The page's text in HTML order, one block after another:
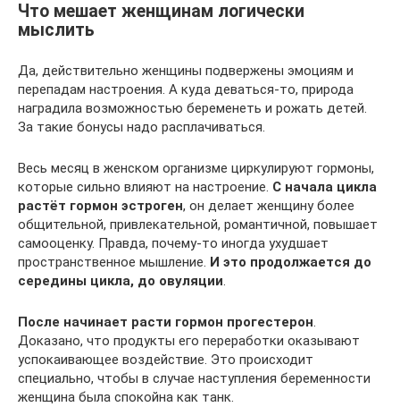
Что мешает женщинам логически
мыслить
Да, действительно женщины подвержены эмоциям и
перепадам настроения. А куда деваться-то, природа
наградила возможностью беременеть и рожать детей.
За такие бонусы надо расплачиваться.
Весь месяц в женском организме циркулируют гормоны,
которые сильно влияют на настроение. С начала цикла
растёт гормон эстроген, он делает женщину более
общительной, привлекательной, романтичной, повышает
самооценку. Правда, почему-то иногда ухудшает
пространственное мышление. И это продолжается до
середины цикла, до овуляции.
После начинает расти гормон прогестерон.
Доказано, что продукты его переработки оказывают
успокаивающее воздействие. Это происходит
специально, чтобы в случае наступления беременности
женщина была спокойна как танк.